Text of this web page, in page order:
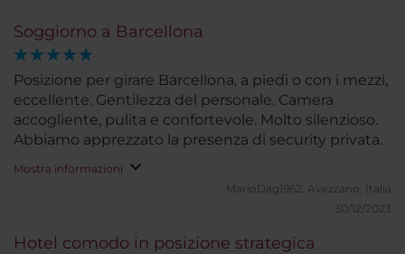
Soggiorno a Barcellona
Posizione per girare Barcellona, a piedi o con i mezzi,
eccellente. Gentilezza del personale. Camera
accogliente, pulita e confortevole. Molto silenzioso.
Abbiamo apprezzato la presenza di security privata.
Mostra informazioni
MarioDag1962. Avezzano, Italia
30/12/2023
Hotel comodo in posizione strategica